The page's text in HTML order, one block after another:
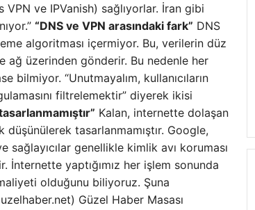
ve IPVanish) sağlıyorlar. İran gibi
“DNS ve VPN arasındaki fark” DNS
algoritması içermiyor. Bu, verilerin düz
ağ üzerinden gönderir. Bu nedenle her
bilmiyor. “Unutmayalım, kullanıcıların
filtrelemektir” diyerek ikisi
Kalan, internette dolaşan
tasarlanmamıştır. Google,
genellikle kimlik avı koruması
yaptığımız her işlem sonunda
olduğunu biliyoruz. Şuna
Güzel Haber Masası